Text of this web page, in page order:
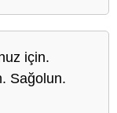
için.
Sağolun.